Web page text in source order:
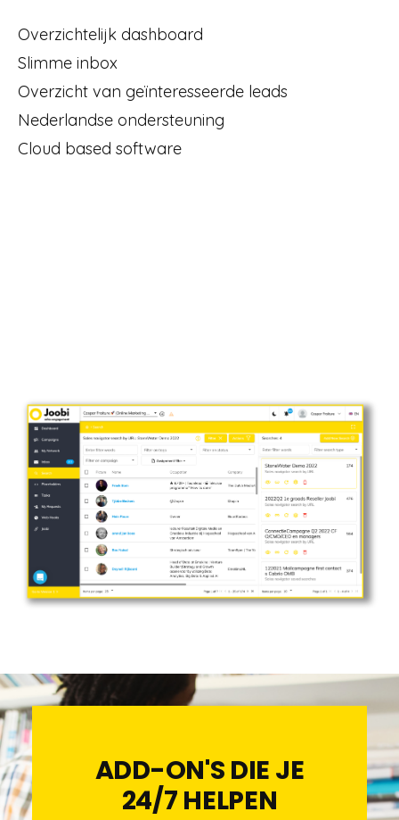
Overzichtelijk dashboard
Slimme inbox
Overzicht van geïnteresseerde leads
Nederlandse ondersteuning
Cloud based software
ADD-ON'S DIE JE
24/7 HELPEN